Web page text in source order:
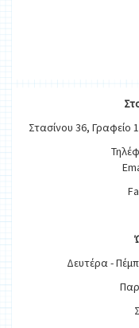
Στασίνου 36,
Δευτέρα -